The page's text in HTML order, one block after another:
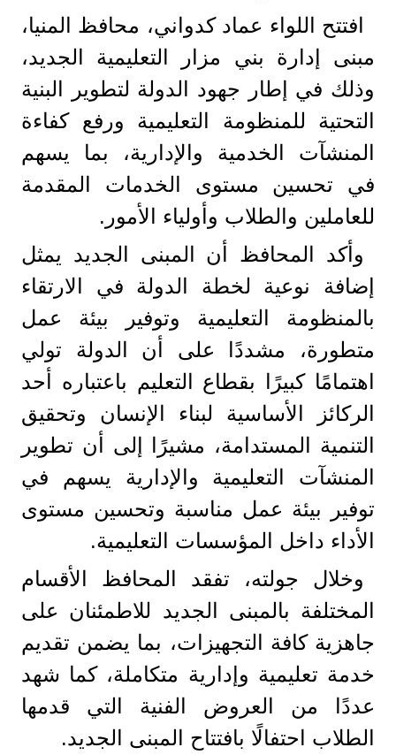
افتتح اللواء عماد كدواني، محافظ المنيا،
مبنى إدارة بني مزار التعليمية الجديد،
وذلك في إطار جهود الدولة لتطوير البنية
التحتية للمنظومة التعليمية ورفع كفاءة
المنشآت الخدمية والإدارية، بما يسهم
في تحسين مستوى الخدمات المقدمة
للعاملين والطلاب وأولياء الأمور.
وأكد المحافظ أن المبنى الجديد يمثل
إضافة نوعية لخطة الدولة في الارتقاء
بالمنظومة التعليمية وتوفير بيئة عمل
متطورة، مشددًا على أن الدولة تولي
اهتمامًا كبيرًا بقطاع التعليم باعتباره أحد
الركائز الأساسية لبناء الإنسان وتحقيق
التنمية المستدامة، مشيرًا إلى أن تطوير
المنشآت التعليمية والإدارية يسهم في
توفير بيئة عمل مناسبة وتحسين مستوى
الأداء داخل المؤسسات التعليمية.
وخلال جولته، تفقد المحافظ الأقسام
المختلفة بالمبنى الجديد للاطمئنان على
جاهزية كافة التجهيزات، بما يضمن تقديم
خدمة تعليمية وإدارية متكاملة، كما شهد
عددًا من العروض الفنية التي قدمها
الطلاب احتفالًا بافتتاح المبنى الجديد.